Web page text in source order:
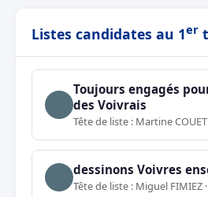
Listes candidates au 1er
Toujours engagés
des Voivrais
Tête de liste : Martine
dessinons Voivres
Tête de liste : Miguel FIMIEZ